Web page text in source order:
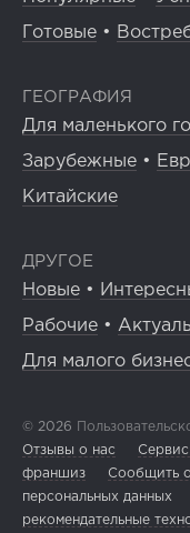
Готовые •
ГЕОГРАФИЯ
Для маленького
Зарубежные •
Китайские
ДРУГОЕ
Новые •
Рабочие •
Для малого
© 2026
Отзывы о нас
франшиз
Сообщить
персональных данных
рекомендательные